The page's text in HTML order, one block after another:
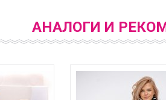
АНАЛОГИ И